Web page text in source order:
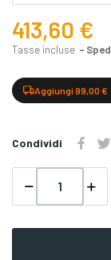
413,60 €
Tasse incluse
Aggiungi 99,00
Condividi